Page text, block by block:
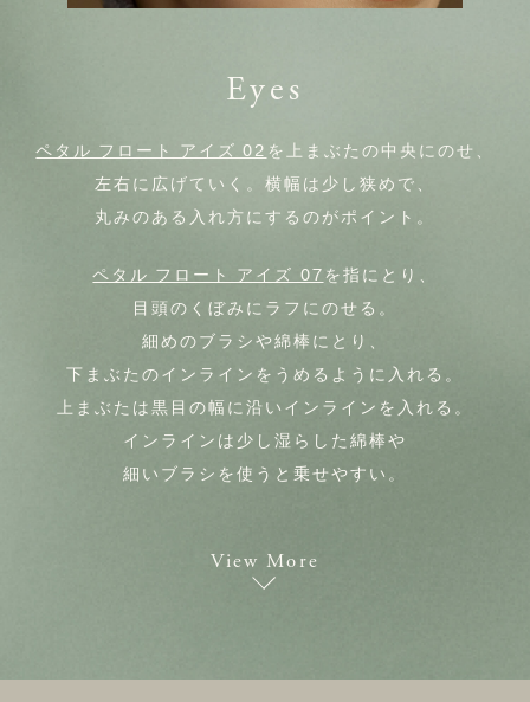
Eyes
ペタル フロート アイズ 02 を上まぶたの中央にのせ、
左右に広げていく。横幅は少し狭めで、
丸みのある入れ方にするのがポイント。
ペタル フロート アイズ 07 を指にとり、
目頭のくぼみにラフにのせる。
細めのブラシや綿棒にとり、
下まぶたのインラインをうめるように入れる。
上まぶたは黒目の幅に沿いインラインを入れる。
インラインは少し湿らした綿棒や
細いブラシを使うと乗せやすい。
View More